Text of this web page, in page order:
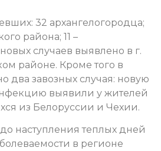
32 архангелогородца;
района; 11 –
случаев выявлено в г.
районе. Кроме того в
два завозных случая: новую
выявили у жителей
из Белоруссии и Чехии.
до наступления теплых дней
в регионе